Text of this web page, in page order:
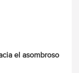
el asombroso